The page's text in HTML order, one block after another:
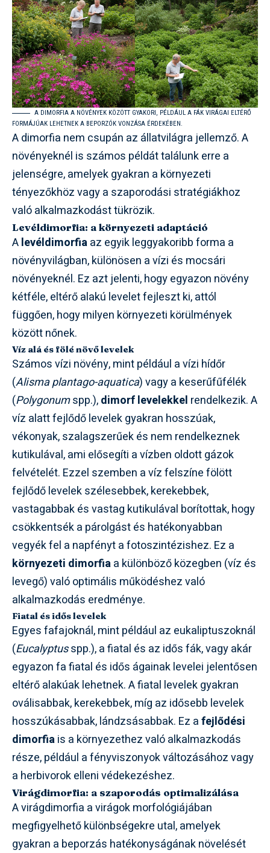
A DIMORFIA A NÖVÉNYEK KÖZÖTT GYAKORI, PÉLDÁUL A FÁK VIRÁGAI ELTÉRŐ
FORMÁJÚAK LEHETNEK A BEPORZÓK VONZÁSA ÉRDEKÉBEN.
A dimorfia nem csupán az állatvilágra jellemző. A
növényeknél is számos példát találunk erre a
jelenségre, amelyek gyakran a környezeti
tényezőkhöz vagy a szaporodási stratégiákhoz
való alkalmazkodást tükrözik.
Levéldimorfia: a környezeti adaptáció
Alevéldimorfiaaz egyik leggyakoribb forma a
növényvilágban, különösen a vízi és mocsári
növényeknél. Ez azt jelenti, hogy egyazon növény
kétféle, eltérő alakú levelet fejleszt ki, attól
függően, hogy milyen környezeti körülmények
között nőnek.
Víz alá és fölé növő levelek
Számos vízi növény, mint például a vízi hídőr
(Alisma plantago-aquatica) vagy a keserűfűfélék
(Polygonumspp.),dimorf levelekkel rendelkezik. A
víz alatt fejlődő levelek gyakran hosszúak,
vékonyak, szalagszerűek és nem rendelkeznek
kutikulával, ami elősegíti a vízben oldott gázok
felvételét. Ezzel szemben a víz felszíne fölött
fejlődő levelek szélesebbek, kerekebbek,
vastagabbak és vastag kutikulával borítottak, hogy
csökkentsék a párolgást és hatékonyabban
vegyék fel a napfényt a fotoszintézishez. Ez a
környezeti dimorfiaa különböző közegben (víz és
levegő) való optimális működéshez való
alkalmazkodás eredménye.
Fiatal és idős levelek
Egyes fafajoknál, mint például az eukaliptuszoknál
(Eucalyptusspp.), a fiatal és az idős fák, vagy akár
egyazon fa fiatal és idős ágainak levelei jelentősen
eltérő alakúak lehetnek. A fiatal levelek gyakran
oválisabbak, kerekebbek, míg az idősebb levelek
hosszúkásabbak, lándzsásabbak. Ez afejlődési
dimorfiais a környezethez való alkalmazkodás
része, például a fényviszonyok változásához vagy
a herbivorok elleni védekezéshez.
Virágdimorfia: a szaporodás optimalizálása
A virágdimorfia a virágok morfológiájában
megfigyelhető különbségekre utal, amelyek
gyakran a beporzás hatékonyságának növelését